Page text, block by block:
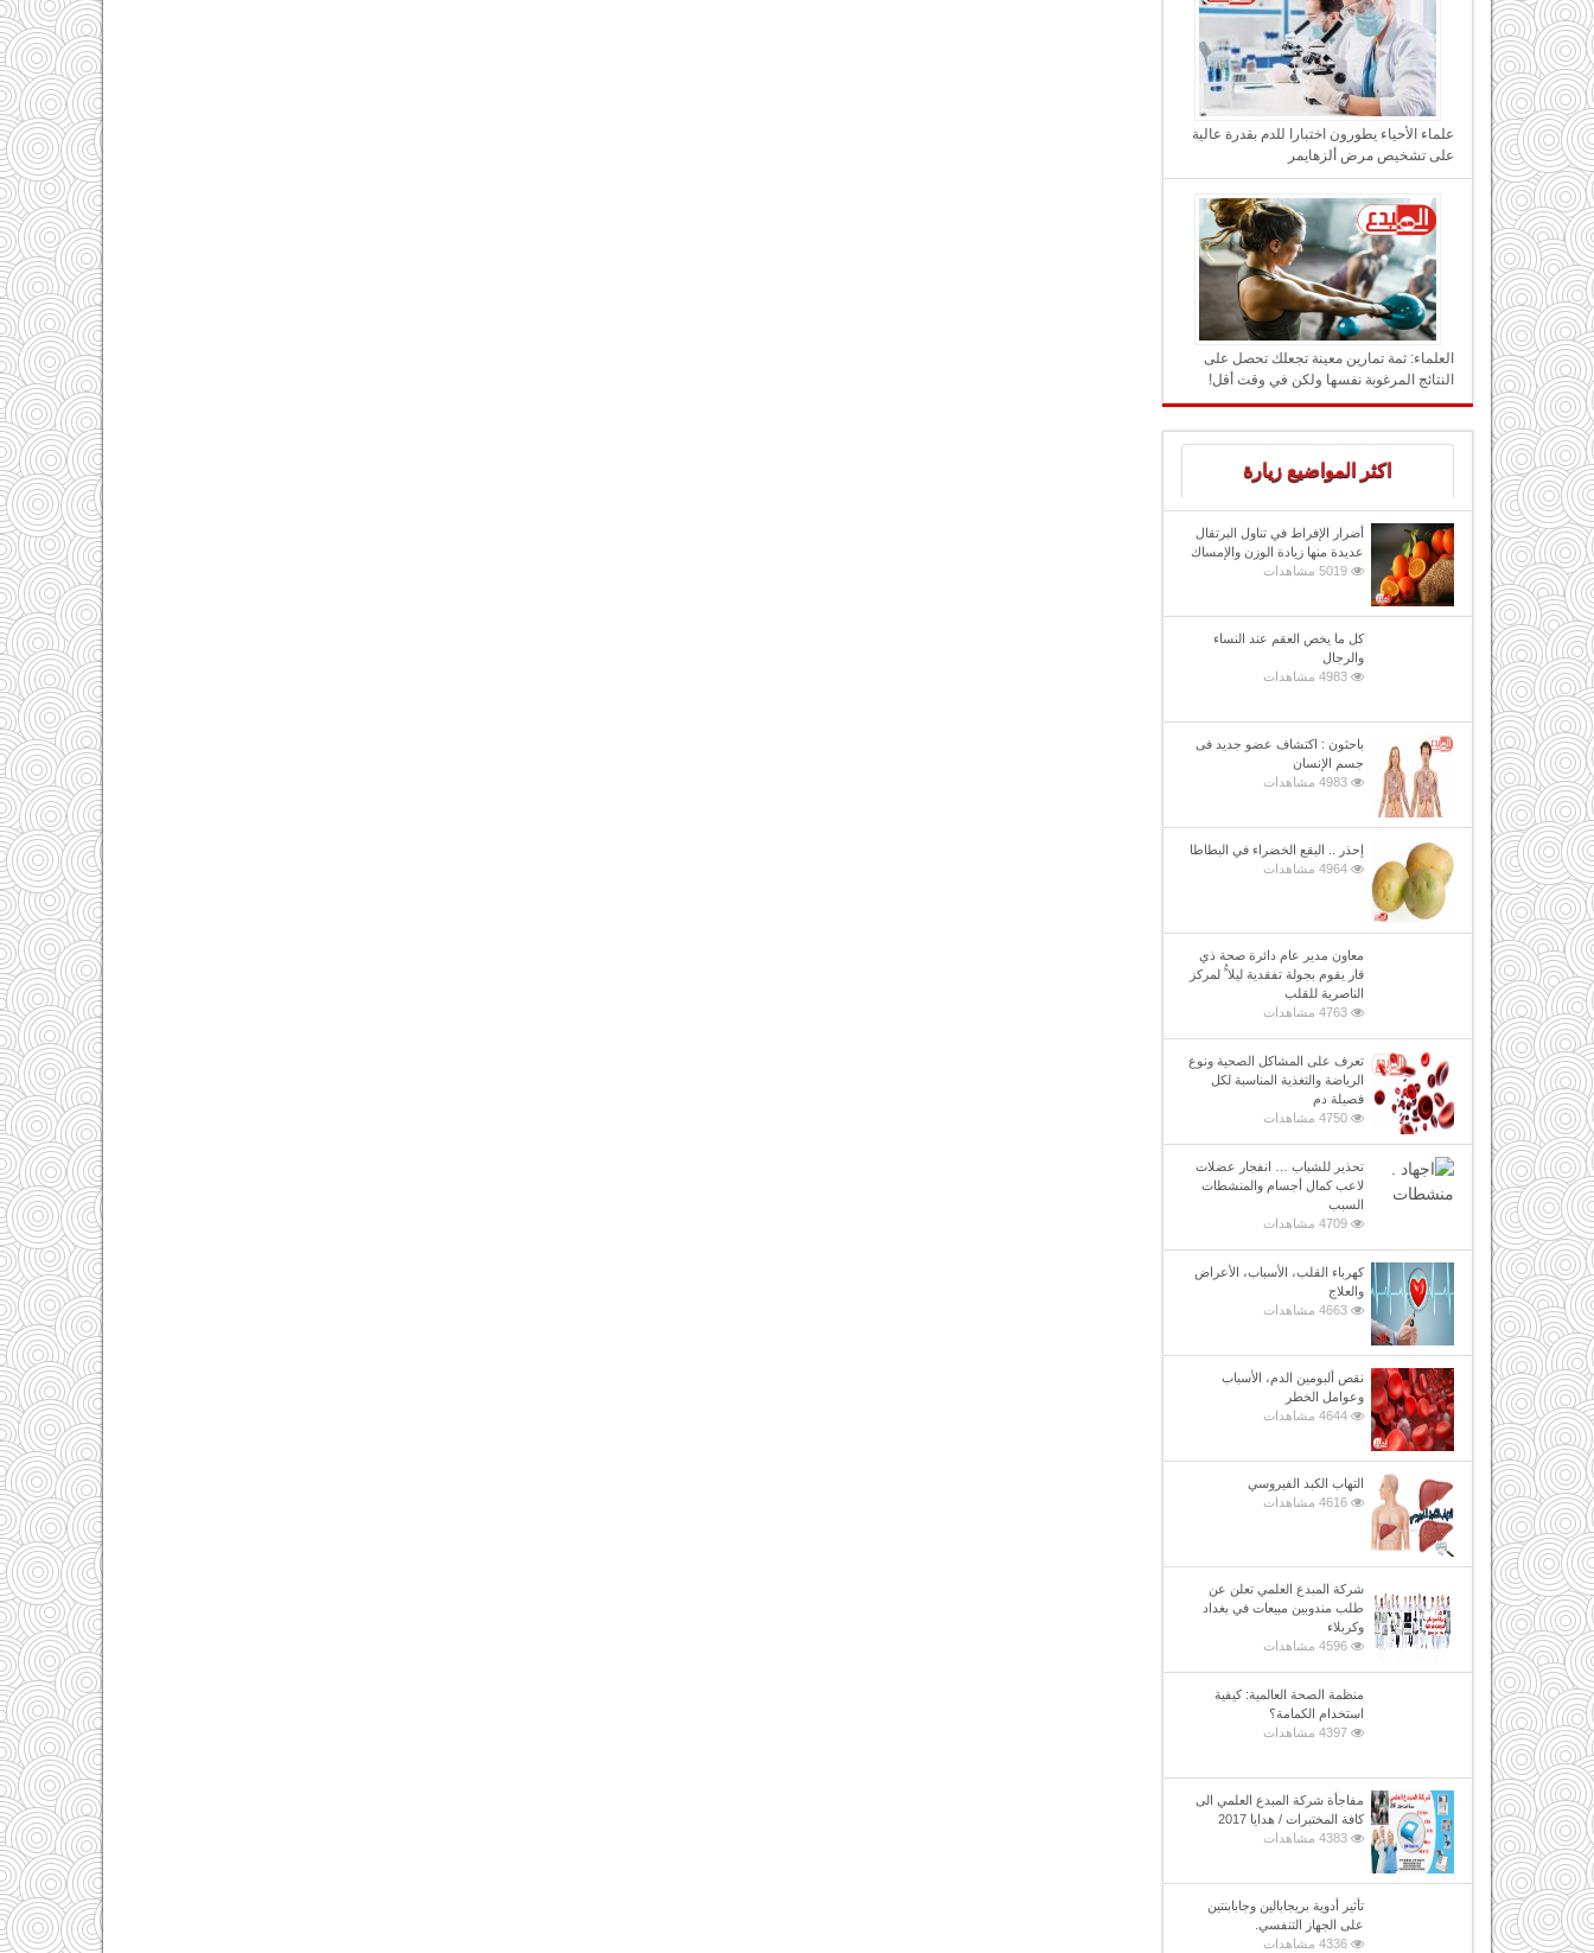
علماء الأحياء يطورون اختبارا للدم بقدرة عالية
على تشخيص مرض ألزهايمر
العلماء: ثمة تمارين معينة تجعلك تحصل على
النتائج المرغوبة نفسها ولكن في وقت أقل!
اكثر المواضيع زيارة
أضرار الإفراط في تناول البرتقال
عديدة منها زيادة الوزن والإمساك
5019 مشاهدات
كل ما يخص العقم عند النساء
والرجال
4983 مشاهدات
باحثون : اكتشاف عضو جديد فى
جسم الإنسان
4983 مشاهدات
إحذر .. البقع الخضراء في البطاطا
4964 مشاهدات
معاون مدير عام دائرة صحة ذي
قار يقوم بجولة تفقدية ليلا ًُ لمركز
الناصرية للقلب
4763 مشاهدات
تعرف على المشاكل الصحية ونوع
الرياضة والتغذية المناسبة لكل
فصيلة دم
4750 مشاهدات
تحذير للشباب … انفجار عضلات
لاعب كمال أجسام والمنشطات
السبب
4709 مشاهدات
كهرباء القلب، الأسباب، الأعراض
والعلاج
4663 مشاهدات
نقص ألبومين الدم، الأسباب
وعوامل الخطر
4644 مشاهدات
التهاب الكبد الفيروسي
4616 مشاهدات
شركة المبدع العلمي تعلن عن
طلب مندوبين مبيعات في بغداد
وكربلاء
4596 مشاهدات
منظمة الصحة العالمية: كيفية
استخدام الكمامة؟
4397 مشاهدات
مفاجأة شركة المبدع العلمي الى
كافة المختبرات / هدايا 2017
4383 مشاهدات
تأثير أدوية بريجابالين وجابابنتين
على الجهاز التنفسي.
4336 مشاهدات